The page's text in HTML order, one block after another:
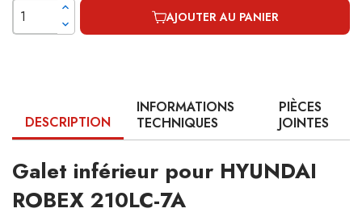
AJOUTER AU PANIER
DESCRIPTION
INFORMATIONS
TECHNIQUES
PIÈCES
JOINTES
Galet inférieur pour HYUNDAI
ROBEX 210LC-7A